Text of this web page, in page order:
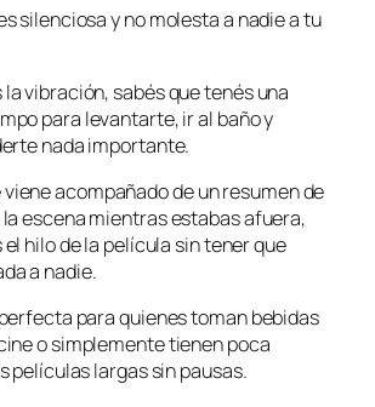
silenciosa y no molesta a nadie a tu
vibración, sabés que tenés una
para levantarte, ir al baño y
nada importante.
acompañado de un resumen de
la escena mientras estabas afuera,
el hilo de la película sin tener que
a nadie.
para quienes toman bebidas
o simplemente tienen poca
películas largas sin pausas.